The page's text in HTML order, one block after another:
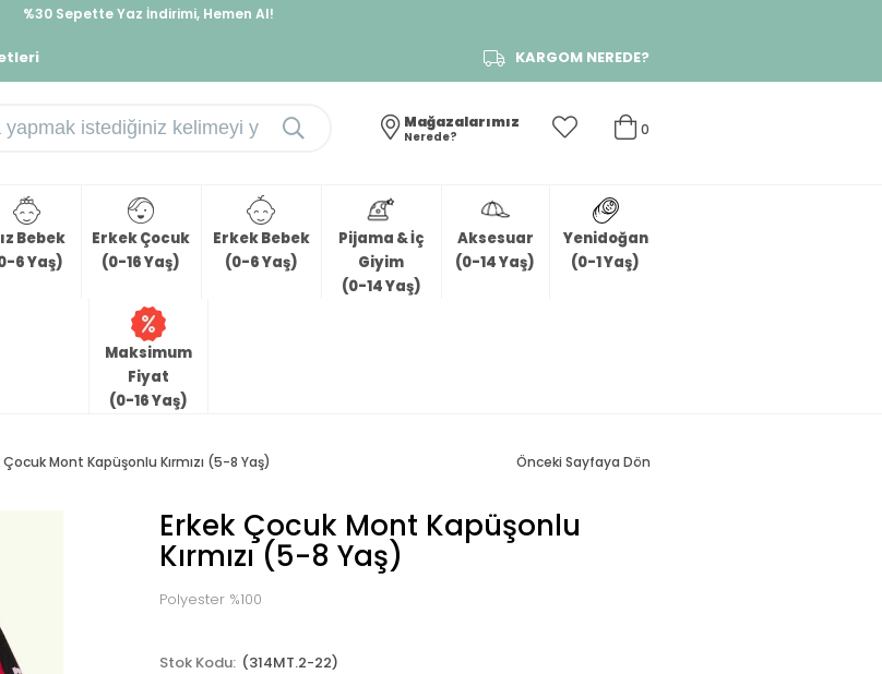
%30 Sepette Yaz İndirimi, Hemen Al!
KARGOM NEREDE?
0
Mağazalarımız
Nerede?
Bebek
6 Yaş)
Erkek Çocuk
(0-16 Yaş)
Erkek Bebek
(0-6 Yaş)
Pijama & İç
Giyim
(0-14 Yaş)
Aksesuar
(0-14 Yaş)
Yenidoğan
(0-1 Yaş)
Maksimum
Fiyat
(0-16 Yaş)
Çocuk Mont Kapüşonlu Kırmızı (5-8 Yaş) Önceki Sayfaya Dön
Erkek Çocuk Mont Kapüşonlu
Kırmızı (5-8 Yaş)
Polyester %100
(314MT.2-22)